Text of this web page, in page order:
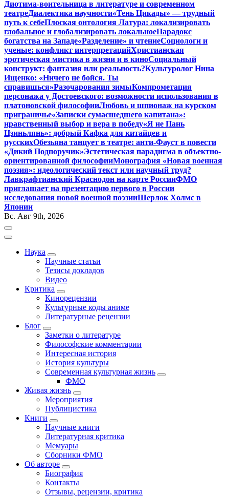
Диотима-воительница в литературе и современном
театреДиалектика научности«Тень Цикады» — трудный
путь к себеПлоская онтология Латура: локализировать
глобальное и глобализировать локальноеПарадокс
богатства на Западе«Разделение» и чтениеСоциологи и
ученые: конфликт интерпретацийХристианская
эротическая мистика в жизни и в киноСоциальный
конструкт: фантазия или реальность?Культуролог Нина
Ищенко: «Ничего не бойся. Ты
справишься»Разочарования зимыКомпрометация
персонажа у Достоевского: возможности использования в
платоновской философииЛюбовь и шпионаж на курском
приграничье«Записки сумасшедшего капитана»:
нравственный выбор и вера в победу«Я не Пань
Цзиньлянь»: добрый Кафка для китайцев и
русскихОбезьяна танцует в театре: анти-Фауст в повести
«Дикий Подпоручик»Эстетическая парадигма в объектно-
ориентированной философииМонография «Новая военная
поэзия»: идеологический текст или научный труд?
Лавкрафтианский Краснодон на карте РоссииФМО
приглашает на презентацию первого в России
исследования новой военной поэзииШерлок Холмс в
Японии
Вс. Авг 9th, 2026
Наука
Научные статьи
Тезисы докладов
Видео
Критика
Кинорецензии
Культурные коды аниме
Литературные рецензии
Блог
Заметки о литературе
Философские комментарии
Интересная история
История культуры
Современная культурная жизнь
ФМО
Живая жизнь
Мероприятия
Публицистика
Книги
Научные книги
Литературная критика
Мемуары
Сборники ФМО
Об авторе
Биография
Контакты
Отзывы, рецензии, критика